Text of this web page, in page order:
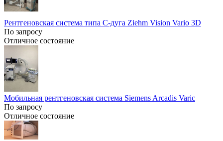
Рентгеновская система типа С-дуга Ziehm Vision Vario 3D
По запросу
Отличное состояние
Мобильная рентгеновская система Siemens Arcadis Varic
По запросу
Отличное состояние